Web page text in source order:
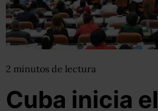
2 minutos de lectura
Cuba inicia el